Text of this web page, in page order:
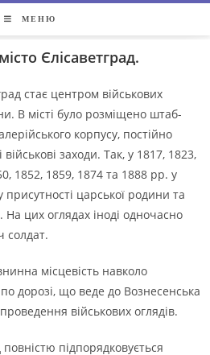
МЕНЮ
Єлісаветград.
стає центром вiйськових
В мiстi було розмiщено штаб-
корпусу, постiйно
заходи. Так, у 1817, 1823,
1852, 1859, 1874 та 1888 рр. у
присутностi царської родини та
На цих оглядах iнодi одночасно
солдат.
мiсцевiсть навколо
дорозi, що веде до Вознесенська
вiйськових оглядiв.
пiдпорядковується